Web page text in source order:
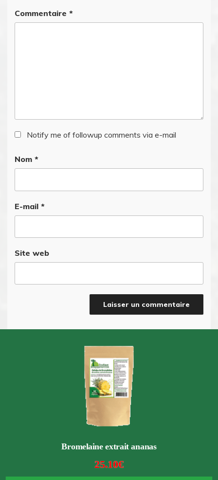
Commentaire *
Notify me of followup comments via e-mail
Nom *
E-mail *
Site web